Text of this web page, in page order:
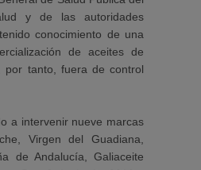
y de las autoridades
conocimiento de una
de aceites de
por tanto, fuera de control
a intervenir nueve marcas
Virgen del Guadiana,
de Andalucía, Galiaceite